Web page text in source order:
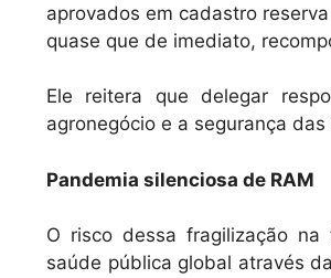
aprovados em cadastro
quase que de imediato,
Ele reitera que delegar
agronegócio e a segurança
Pandemia silenciosa de RAM
O risco dessa fragilização
saúde pública global através